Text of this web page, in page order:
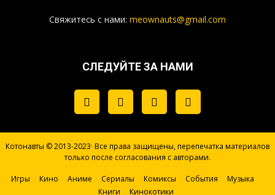
Свяжитесь с нами: meownauts@gmail.com
СЛЕДУЙТЕ ЗА НАМИ
Котонавты © 2013-2023· Все права защищены, перепечатка материалов
только после согласования с авторами.
Игры Кино Аниме Сериалы Комиксы События
Музыка
Книги
Кинокотики